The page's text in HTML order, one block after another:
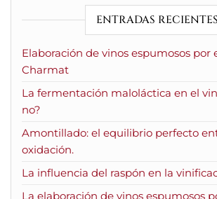
ENTRADAS RECIENTES
Elaboración de vinos espumosos por
Charmat
La fermentación maloláctica en el
no?
Amontillado: el equilibrio perfecto
oxidación.
La influencia del raspón en la
La elaboración de vinos espumosos